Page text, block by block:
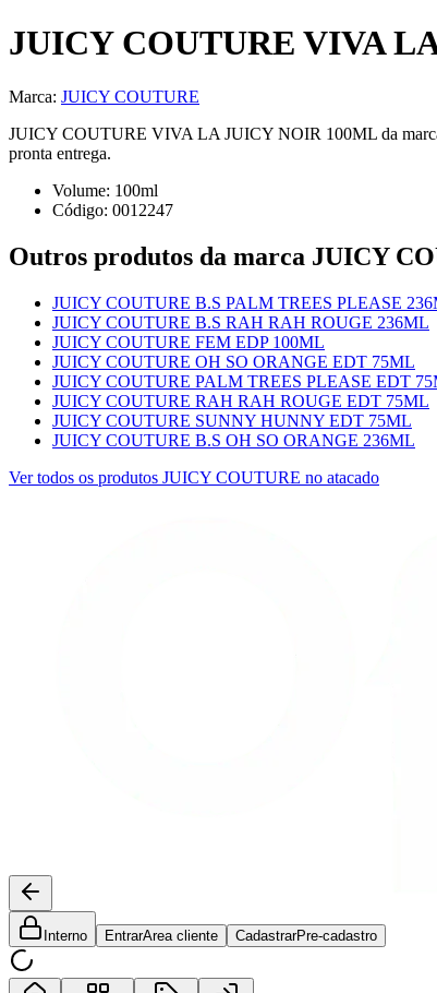
JUICY COUTURE VIVA
Marca: JUICY COUTURE
JUICY COUTURE VIVA LA JUICY NOIR 100ML da
pronta entrega.
Volume: 100ml
Código: 0012247
Outros produtos da marca JUICY
JUICY COUTURE B.S PALM TREES PLEASE
JUICY COUTURE B.S RAH RAH ROUGE 236ML
JUICY COUTURE FEM EDP 100ML
JUICY COUTURE OH SO ORANGE EDT 75ML
JUICY COUTURE PALM TREES PLEASE EDT
JUICY COUTURE RAH RAH ROUGE EDT 75ML
JUICY COUTURE SUNNY HUNNY EDT 75ML
JUICY COUTURE B.S OH SO ORANGE 236ML
Ver todos os produtos JUICY COUTURE no atacado
Interno EntrarArea cliente CadastrarPre-cadastro